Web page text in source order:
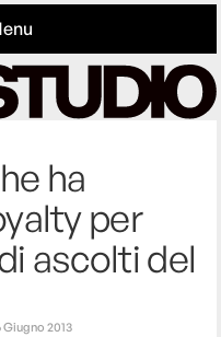
ha
per
ascolti del
Giugno 2013